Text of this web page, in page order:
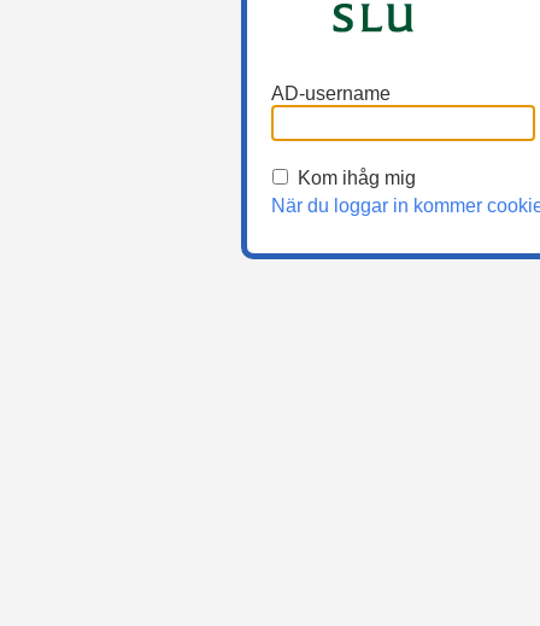
AD-username
Kom ihåg mig
När du loggar in kommer